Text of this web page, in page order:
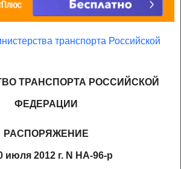
транспорта Российской
ТРАНСПОРТА РОССИЙСКОЙ
ФЕДЕРАЦИИ
РАСПОРЯЖЕНИЕ
июля 2012 г. N НА-96-р